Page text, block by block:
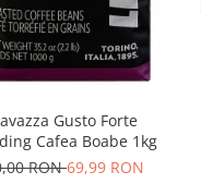
Gusto Forte
Cafea Boabe 1kg
RON69,99 RON